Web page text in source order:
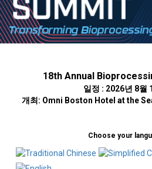
18th Annual
일정 : 2026년 8월
개최: Omni Boston Hotel at the
Choose your